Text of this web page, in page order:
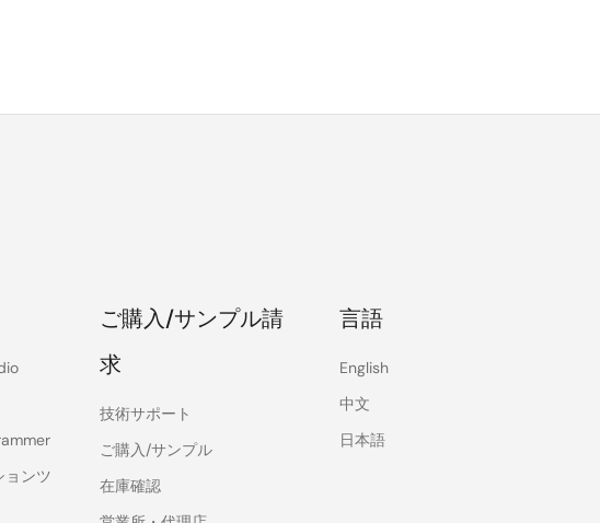
ョンツ
ご購入/サンプル請
求
技術サポート
ご購入/サンプル
在庫確認
言語
English
中文
日本語